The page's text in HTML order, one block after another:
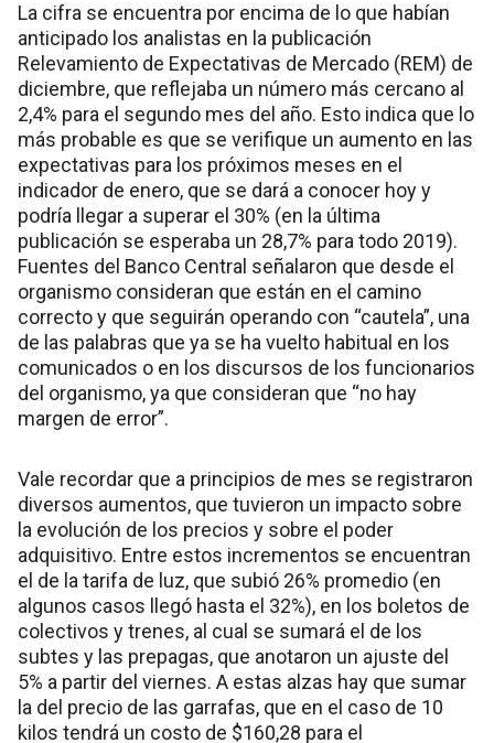
La cifra se encuentra por encima de lo que habían
anticipado los analistas en la publicación
Relevamiento de Expectativas de Mercado (REM) de
diciembre, que reflejaba un número más cercano al
2,4% para el segundo mes del año. Esto indica que lo
más probable es que se verifique un aumento en las
expectativas para los próximos meses en el
indicador de enero, que se dará a conocer hoy y
podría llegar a superar el 30% (en la última
publicación se esperaba un 28,7% para todo 2019).
Fuentes del Banco Central señalaron que desde el
organismo consideran que están en el camino
correcto y que seguirán operando con “cautela”, una
de las palabras que ya se ha vuelto habitual en los
comunicados o en los discursos de los funcionarios
del organismo, ya que consideran que “no hay
margen de error”.
Vale recordar que a principios de mes se registraron
diversos aumentos, que tuvieron un impacto sobre
la evolución de los precios y sobre el poder
adquisitivo. Entre estos incrementos se encuentran
el de la tarifa de luz, que subió 26% promedio (en
algunos casos llegó hasta el 32%), en los boletos de
colectivos y trenes, al cual se sumará el de los
subtes y las prepagas, que anotaron un ajuste del
5% a partir del viernes. A estas alzas hay que sumar
la del precio de las garrafas, que en el caso de 10
kilos tendrá un costo de $160,28 para el